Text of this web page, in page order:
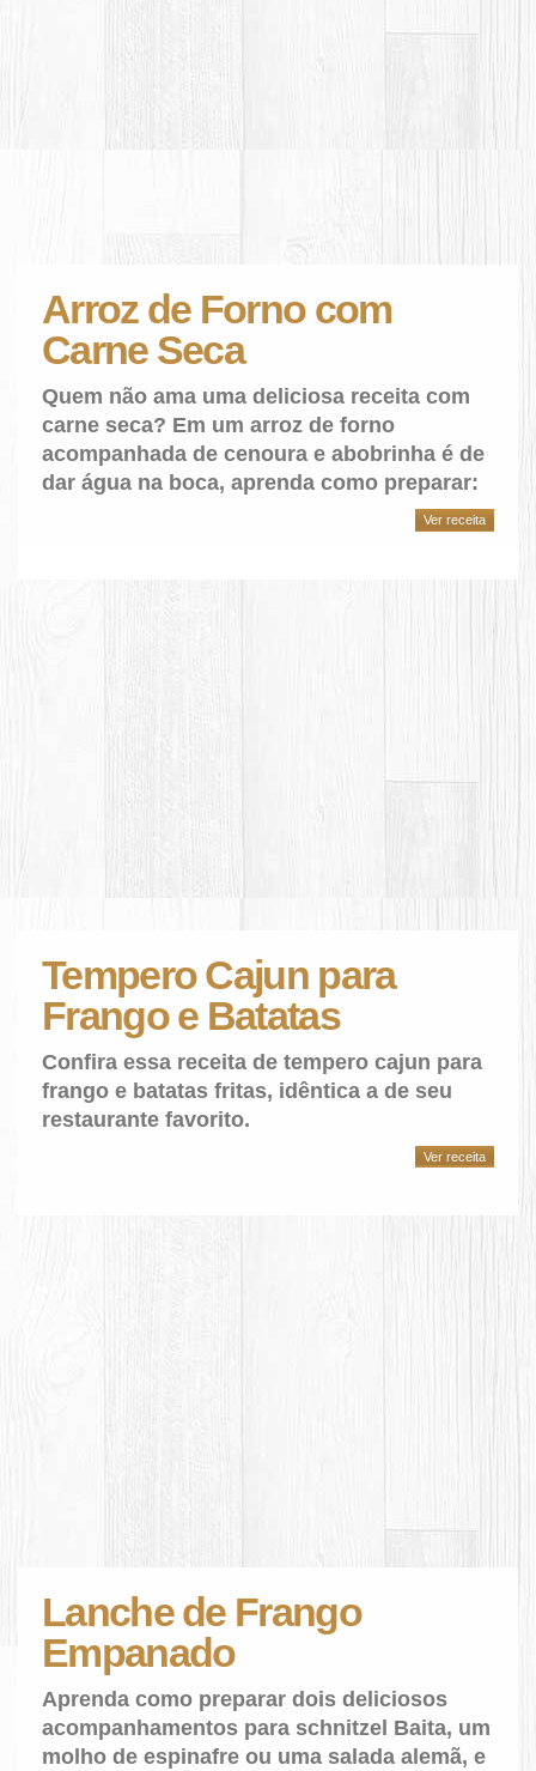
Arroz de Forno com
Carne Seca
Quem não ama uma deliciosa receita com
carne seca? Em um arroz de forno
acompanhada de cenoura e abobrinha é de
dar água na boca, aprenda como preparar:
Ver receita
Tempero Cajun para
Frango e Batatas
Confira essa receita de tempero cajun para
frango e batatas fritas, idêntica a de seu
restaurante favorito.
Ver receita
Lanche de Frango
Empanado
Aprenda como preparar dois deliciosos
acompanhamentos para schnitzel Baita, um
molho de espinafre ou uma salada alemã, e